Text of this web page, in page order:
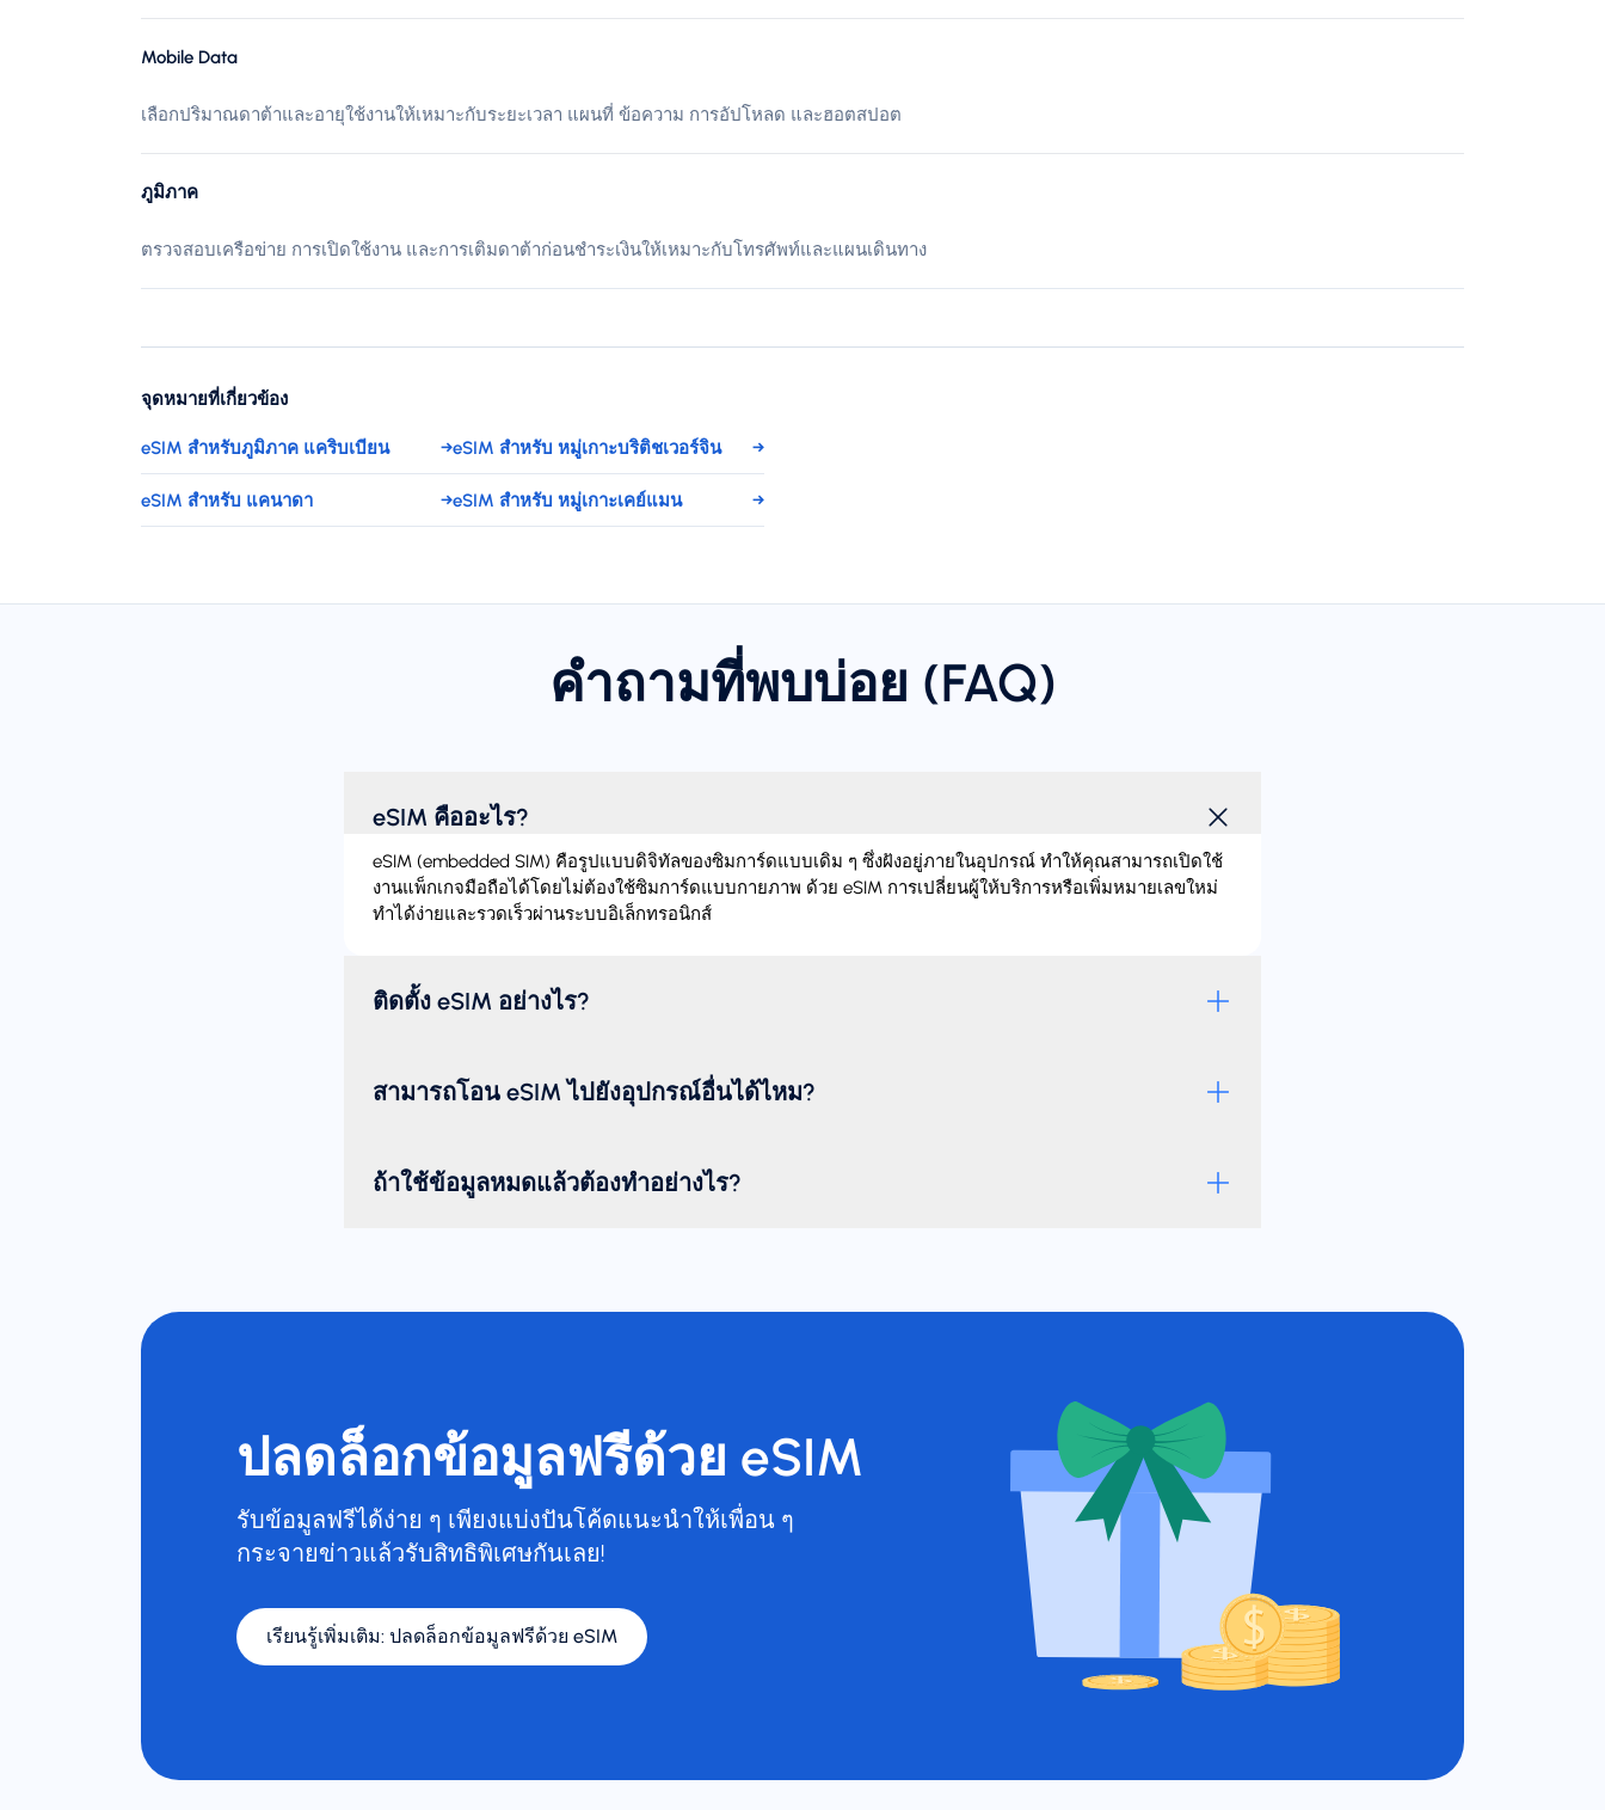
Mobile Data
เลือกปริมาณดาต้าและอายุใช้งานให้เหมาะกับระยะเวลา แผนที่ ข้อความ การอัปโหลด และฮอตสปอต
ภูมิภาค
ตรวจสอบเครือข่าย การเปิดใช้งาน และการเติมดาต้าก่อนชำระเงินให้เหมาะกับโทรศัพท์และแผนเดินทาง
จุดหมายที่เกี่ยวข้อง
eSIM สำหรับภูมิภาค แคริบเบียน →eSIM สำหรับ หมู่เกาะบริติชเวอร์จิน →
eSIM สำหรับ แคนาดา →eSIM สำหรับ หมู่เกาะเคย์แมน →
คำถามที่พบบ่อย (FAQ)
eSIM คืออะไร?
eSIM (embedded SIM) คือรูปแบบดิจิทัลของซิมการ์ดแบบเดิม ๆ ซึ่งฝังอยู่ภายในอุปกรณ์ ทำให้คุณสามารถเปิดใช้
งานแพ็กเกจมือถือได้โดยไม่ต้องใช้ซิมการ์ดแบบกายภาพ ด้วย eSIM การเปลี่ยนผู้ให้บริการหรือเพิ่มหมายเลขใหม่
ทำได้ง่ายและรวดเร็วผ่านระบบอิเล็กทรอนิกส์
ติดตั้ง eSIM อย่างไร?
สามารถโอน eSIM ไปยังอุปกรณ์อื่นได้ไหม?
ถ้าใช้ข้อมูลหมดแล้วต้องทำอย่างไร?
ปลดล็อกข้อมูลฟรีด้วย eSIM
รับข้อมูลฟรีได้ง่าย ๆ เพียงแบ่งปันโค้ดแนะนำให้เพื่อน ๆ
กระจายข่าวแล้วรับสิทธิพิเศษกันเลย!
เรียนรู้เพิ่มเติม: ปลดล็อกข้อมูลฟรีด้วย eSIM